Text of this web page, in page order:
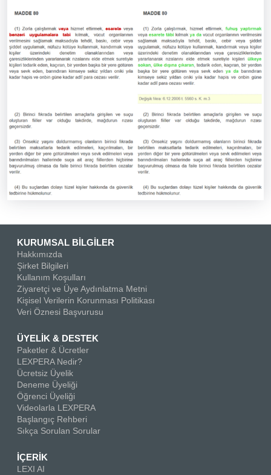
KURUMSAL BİLGİLER
Hakkımızda
Şirket Bilgileri
Kullanım Koşulları
Ziyaretçi ve Üye Aydınlatma Metni
Kişisel Verilerin Korunması Politikası
Veri Öznesi Başvurusu
ÜYELİK & DESTEK
Paketler & Ücretler
LEXPERA Nedir?
Ücretsiz Üyelik
Deneme Üyeliği
Öğrenci Üyeliği
Videolarla LEXPERA
Başlangıç Rehberi
Sıkça Sorulan Sorular
İÇERİK
LEXI AI